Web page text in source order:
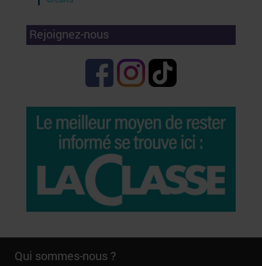
Rejoignez-nous
Qui sommes-nous ?